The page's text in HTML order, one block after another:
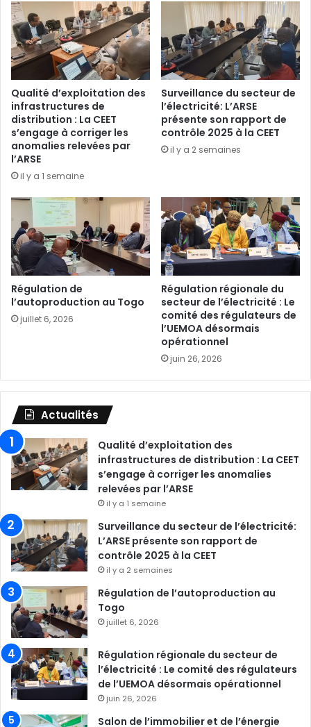
Qualité d’exploitation des
infrastructures de
distribution : La CEET
s’engage à corriger les
anomalies relevées par
l’ARSE
il y a 1 semaine
Surveillance du secteur de
l’électricité: L’ARSE
présente son rapport de
contrôle 2025 à la CEET
il y a 2 semaines
Régulation de
l’autoproduction au Togo
juillet 6, 2026
Régulation régionale du
secteur de l’électricité : Le
comité des régulateurs de
l’UEMOA désormais
opérationnel
juin 26, 2026
Actualités
Qualité d’exploitation des
infrastructures de distribution : La CEET
s’engage à corriger les anomalies
relevées par l’ARSE
il y a 1 semaine
Surveillance du secteur de l’électricité:
L’ARSE présente son rapport de
contrôle 2025 à la CEET
il y a 2 semaines
Régulation de l’autoproduction au
Togo
juillet 6, 2026
Régulation régionale du secteur de
l’électricité : Le comité des régulateurs
de l’UEMOA désormais opérationnel
juin 26, 2026
Salon de l’immobilier et de l’énergie